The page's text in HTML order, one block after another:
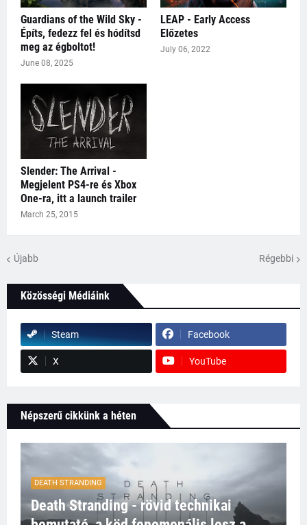
Guardians of the Wild Sky -
Építs, fedezz fel és hódítsd
meg az égboltot!
June 08, 2025
LEAP - Early Access
Előzetes
July 06, 2022
Slender: The Arrival -
Megjelent PS4-re és Xbox
One-ra, itt a launch trailer
March 25, 2015
Újabb Régebbi
Közösségi Médiáink
Steam Facebook
X YouTube
Népszerű cikkünk a héten
DEATH STRANDING
Death Stranding - rövid technikai